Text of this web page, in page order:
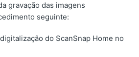
gravação das imagens
seguinte:
do ScanSnap Home no